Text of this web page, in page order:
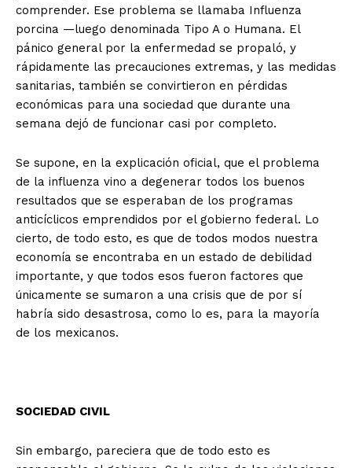
comprender. Ese problema se llamaba Influenza
porcina —luego denominada Tipo A o Humana. El
pánico general por la enfermedad se propaló, y
rápidamente las precauciones extremas, y las medidas
sanitarias, también se convirtieron en pérdidas
económicas para una sociedad que durante una
semana dejó de funcionar casi por completo.
Se supone, en la explicación oficial, que el problema
de la influenza vino a degenerar todos los buenos
resultados que se esperaban de los programas
anticíclicos emprendidos por el gobierno federal. Lo
cierto, de todo esto, es que de todos modos nuestra
economía se encontraba en un estado de debilidad
importante, y que todos esos fueron factores que
únicamente se sumaron a una crisis que de por sí
habría sido desastrosa, como lo es, para la mayoría
de los mexicanos.
SOCIEDAD CIVIL
Sin embargo, pareciera que de todo esto es